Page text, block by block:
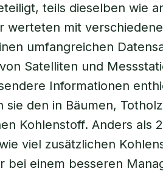
teils dieselben wie
werteten mit
umfangreichen
Satelliten und
Informationen
sie den in Bäumen,
Kohlenstoff. Anders als
viel zusätzlichen
bei einem besseren